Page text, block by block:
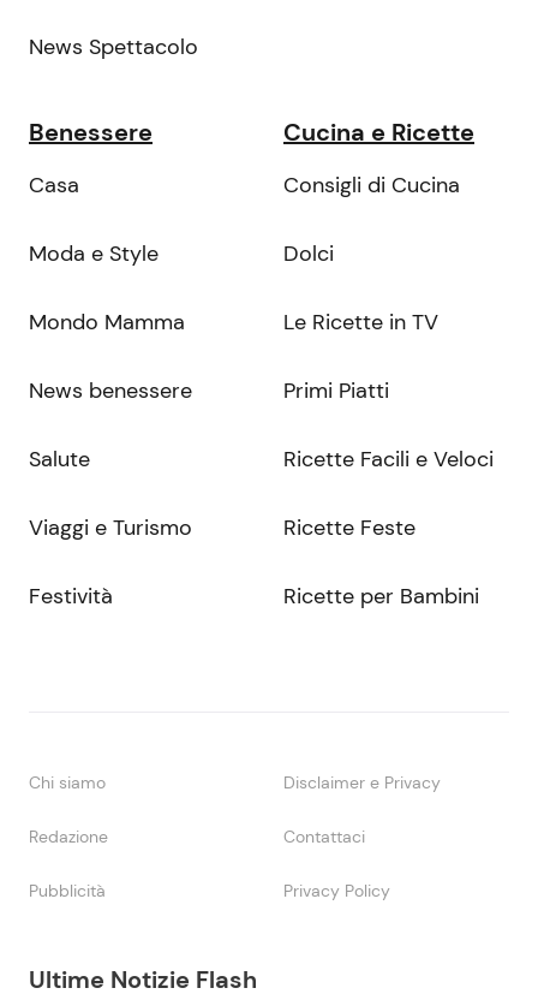
Ultime Notizie Flash
News Spettacolo
Benessere
Casa
Moda e Style
Mondo Mamma
News benessere
Salute
Viaggi e Turismo
Festività
Cucina e Ricette
Consigli di Cucina
Dolci
Le Ricette in TV
Primi Piatti
Ricette Facili e Veloci
Ricette Feste
Ricette per Bambini
Chi siamo Disclaimer e Privacy
Redazione Contattaci
Pubblicità Privacy Policy